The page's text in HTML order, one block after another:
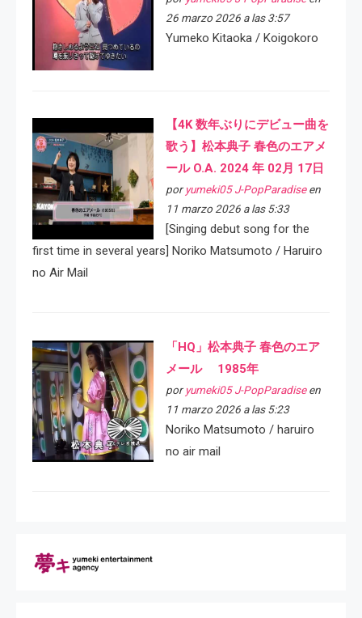
26 marzo 2026 a las 3:57
Yumeko Kitaoka / Koigokoro
【4K 数年ぶりにデビュー曲を
歌う】松本典子 春色のエアメ
ール O.A. 2024 年 02月 17日
por yumeki05 J-PopParadiseen
11 marzo 2026 a las 5:33
[Singing debut song for the
first time in several years] Noriko Matsumoto / Haruiro
no Air Mail
「HQ」松本典子 春色のエア
メール 1985年
por yumeki05 J-PopParadiseen
11 marzo 2026 a las 5:23
Noriko Matsumoto / haruiro
no air mail